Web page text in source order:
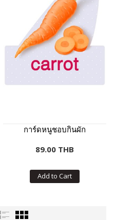
การ์ดหนูชอบกินผัก
89.00 THB
Add to Cart